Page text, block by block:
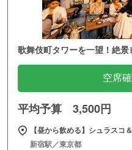
歌舞伎町タワーを一望！絶
空席
平均予算 3,500円
【昼から飲める】シュラス
新宿駅／東京都